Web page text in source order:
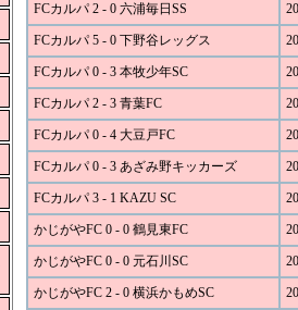
FCカルパ 2 - 0 六浦毎日SS
FCカルパ 5 - 0 下野谷レッグス
FCカルパ 0 - 3 本牧少年SC
FCカルパ 2 - 3 青葉FC
FCカルパ 0 - 4 大豆戸FC
FCカルパ 0 - 3 あざみ野キッカーズ
FCカルパ 3 - 1 KAZU SC
かじがやFC 0 - 0 鶴見東FC
かじがやFC 0 - 0 元石川SC
かじがやFC 2 - 0 横浜かもめSC